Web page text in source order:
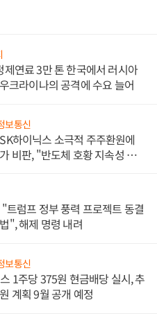
연료 3만 톤 한국에서 러시아
크라이나의 공격에 수요 늘어
보통신
하이닉스 소극적 주주환원에
비판, "반도체 호황 지속성 의
트럼프 정부 풍력 프로젝트 동결
", 해제 명령 내려
보통신
1주당 375원 현금배당 실시, 추
계획 9월 공개 예정